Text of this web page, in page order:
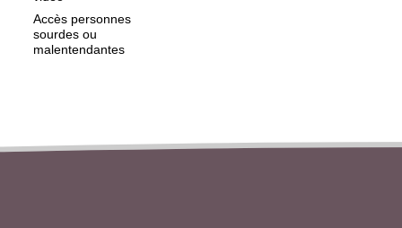
Accès personnes
sourdes ou
malentendantes